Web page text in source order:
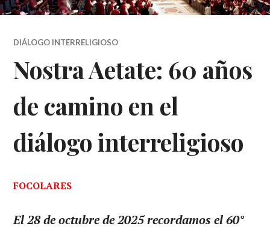
DIÁLOGO INTERRELIGIOSO
Nostra Aetate: 60 años
de camino en el
diálogo interreligioso
FOCOLARES
El 28 de octubre de 2025 recordamos el 60°